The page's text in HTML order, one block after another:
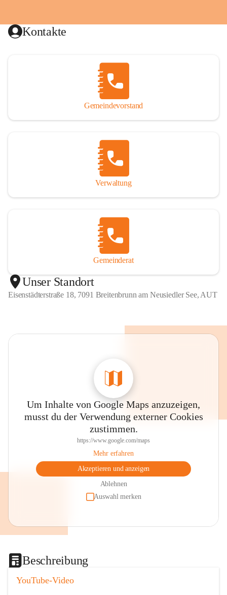
Kontakte
Gemeindevorstand
Verwaltung
Gemeinderat
Unser Standort
Eisenstädterstraße 18, 7091 Breitenbrunn am Neusiedler See, AUT
Um Inhalte von Google Maps anzuzeigen,
musst du der Verwendung externer Cookies
zustimmen.
https://www.google.com/maps
Mehr erfahren
Akzeptieren und anzeigen
Ablehnen
Auswahl merken
Beschreibung
YouTube-Video